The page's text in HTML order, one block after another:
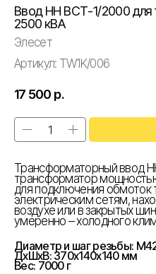
Ввод НН ВСТ-1/2000 для
2500 кВА
Элесет
Артикул: TW1K/006
17 500 р.
Трансформаторный ввод
трансформатор
для подключения
электрическим сетям,
воздухе или в закрытых
умеренно – холодного
Диаметр и шаг резьбы:
ДxШxВ: 370x140x140 мм
Вес: 7000 г